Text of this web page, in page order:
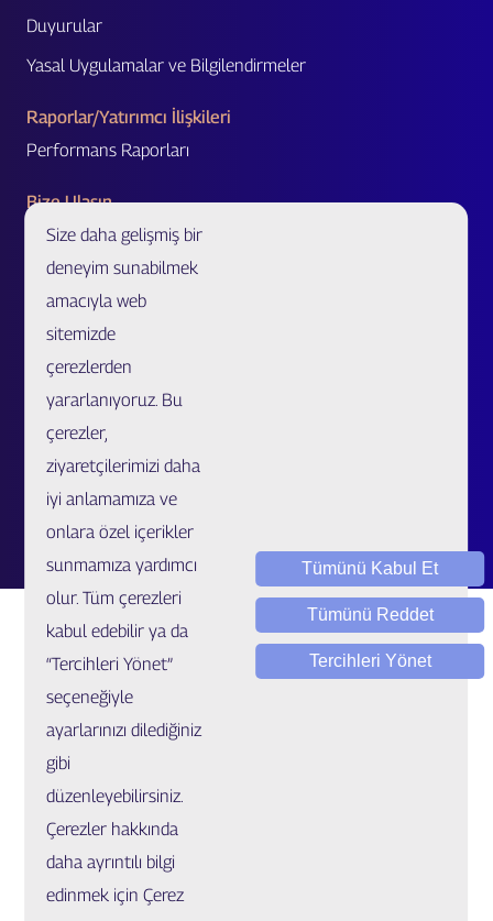
Size daha gelişmiş bir
deneyim sunabilmek
amacıyla web
sitemizde
çerezlerden
yararlanıyoruz. Bu
çerezler,
ziyaretçilerimizi daha
iyi anlamamıza ve
onlara özel içerikler
sunmamıza yardımcı
olur. Tüm çerezleri
kabul edebilir ya da
“Tercihleri Yönet”
seçeneğiyle
ayarlarınızı dilediğiniz
gibi
düzenleyebilirsiniz.
Çerezler hakkında
daha ayrıntılı bilgi
edinmek için Çerez
Tümünü Kabul Et
Tümünü Reddet
Tercihleri Yönet
Duyurular
Yasal Uygulamalar ve Bilgilendirmeler
Raporlar/Yatırımcı İlişkileri
Performans Raporları
Bize Ulaşın
Acente Başvurusu
Acente/Broker Bul
Bölge Müdürlükleri ve İletişim Formu
Sahtecilik Bildirim
Müşteri İlişkileri Merkezi
Kariyer
Talep / Öneri / Şikayet
© Copyright 2022 GIG Sigorta. Tüm hakları saklıdır.
Yasal Uygulamalar ve Bilgilendirmeler